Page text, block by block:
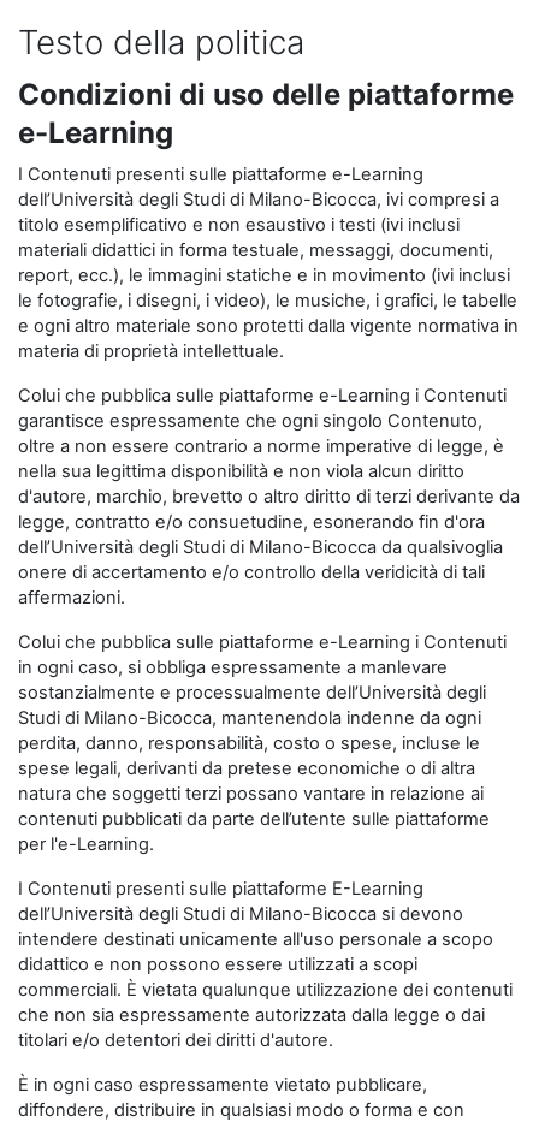
Testo della politica
Condizioni di uso delle piattaforme
e-Learning
I Contenuti presenti sulle piattaforme e-Learning
dell’Università degli Studi di Milano-Bicocca, ivi compresi a
titolo esemplificativo e non esaustivo i testi (ivi inclusi
materiali didattici in forma testuale, messaggi, documenti,
report, ecc.), le immagini statiche e in movimento (ivi inclusi
le fotografie, i disegni, i video), le musiche, i grafici, le tabelle
e ogni altro materiale sono protetti dalla vigente normativa in
materia di proprietà intellettuale.
Colui che pubblica sulle piattaforme e-Learning i Contenuti
garantisce espressamente che ogni singolo Contenuto,
oltre a non essere contrario a norme imperative di legge, è
nella sua legittima disponibilità e non viola alcun diritto
d'autore, marchio, brevetto o altro diritto di terzi derivante da
legge, contratto e/o consuetudine, esonerando fin d'ora
dell’Università degli Studi di Milano-Bicocca da qualsivoglia
onere di accertamento e/o controllo della veridicità di tali
affermazioni.
Colui che pubblica sulle piattaforme e-Learning i Contenuti
in ogni caso, si obbliga espressamente a manlevare
sostanzialmente e processualmente dell’Università degli
Studi di Milano-Bicocca, mantenendola indenne da ogni
perdita, danno, responsabilità, costo o spese, incluse le
spese legali, derivanti da pretese economiche o di altra
natura che soggetti terzi possano vantare in relazione ai
contenuti pubblicati da parte dell’utente sulle piattaforme
per l'e-Learning.
I Contenuti presenti sulle piattaforme E-Learning
dell’Università degli Studi di Milano-Bicocca si devono
intendere destinati unicamente all'uso personale a scopo
didattico e non possono essere utilizzati a scopi
commerciali. È vietata qualunque utilizzazione dei contenuti
che non sia espressamente autorizzata dalla legge o dai
titolari e/o detentori dei diritti d'autore.
È in ogni caso espressamente vietato pubblicare,
diffondere, distribuire in qualsiasi modo o forma e con